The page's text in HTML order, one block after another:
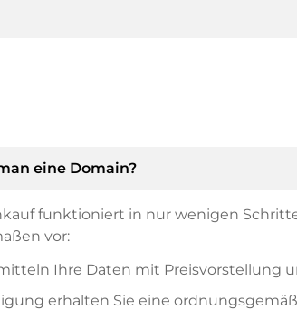
eine Domain?
funktioniert in nur wenigen
vor:
Ihre Daten mit Preisvorstellung
erhalten Sie eine